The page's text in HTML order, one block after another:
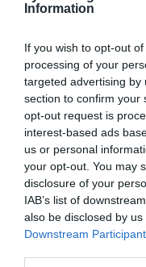
Information
If you wish to opt-out
processing of your
targeted advertising by
section to confirm your
opt-out request is
interest-based ads
us or personal
your opt-out. You may
disclosure of your
IAB’s list of
also be disclosed by
Downstream
Ελλάδα περνά στην
νοημοσύνης
Νέο χωροταξικό για
Airbnb, ξενοδοχεία,
«Τουρισμός για Όλους
αιτήσεις – Ποιοι